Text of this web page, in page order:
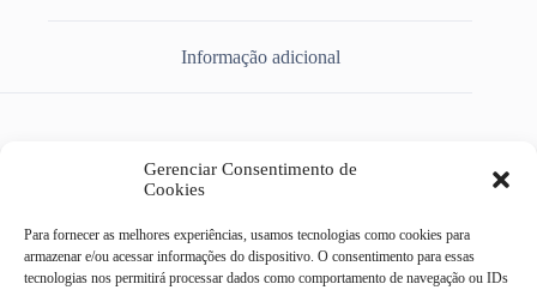
Gerenciar Consentimento de
Cookies
Para fornecer as melhores experiências, usamos tecnologias como cookies para
armazenar e/ou acessar informações do dispositivo. O consentimento para essas
tecnologias nos permitirá processar dados como comportamento de navegação ou IDs
Informação adicional
RESISTENCIA LORENZETTI TORN EASY 127V 4800W 3056P1